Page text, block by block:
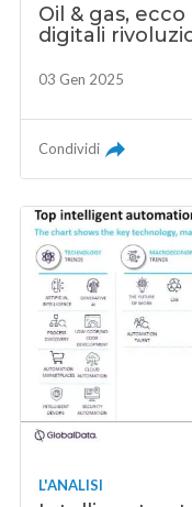
Oil & gas,
digitali
03 Gen 2025
Condividi
L'ANALISI